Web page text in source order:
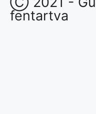
fentartva